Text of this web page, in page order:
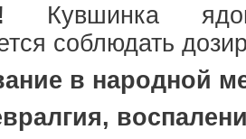
Кувшинка
соблюдать
в народной